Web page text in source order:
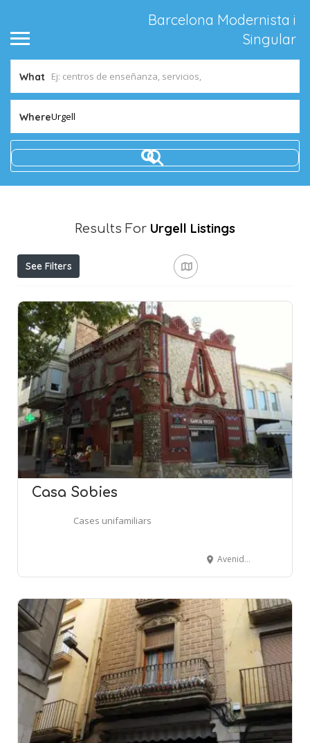
Barcelona Modernista i
Singular
What
WhereUrgell
Results For Urgell Listings
See Filters
Casa Sobies
Cases unifamiliars
Avenida Catalunya, 15 - Santa Anna - TÀRREGA